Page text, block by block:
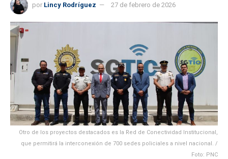
por Lincy Rodríguez 27 de febrero de 2026
Otro de los proyectos destacados es la Red de Conectividad Institucional,
que permitirá la interconexión de 700 sedes policiales a nivel nacional. /
Foto: PNC